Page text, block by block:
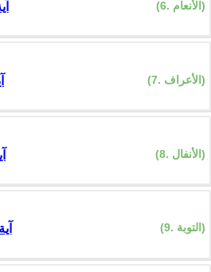
(6. الأنعام)
(7. الأعراف)
(8. الأنفال)
(9. التوبة) 129 آية